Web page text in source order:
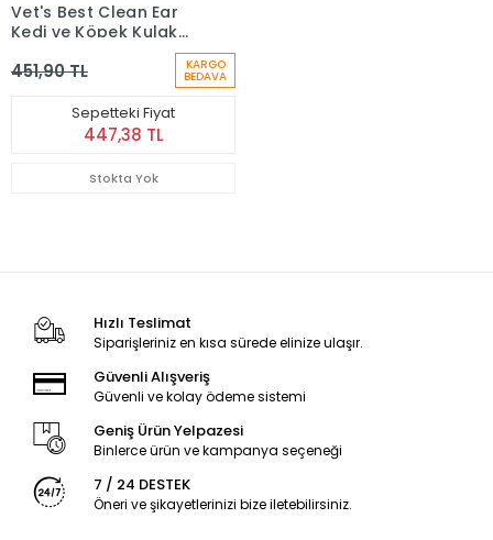
Vet's Best Clean Ear
Kedi ve Köpek Kulak
Pedi 50 Adet
451,90 TL KARGO
BEDAVA
Sepetteki Fiyat
447,38 TL
Stokta Yok
Hızlı Teslimat
Siparişleriniz en kısa sürede elinize ulaşır.
Güvenli Alışveriş
Güvenli ve kolay ödeme sistemi
Geniş Ürün Yelpazesi
Binlerce ürün ve kampanya seçeneği
7 / 24 DESTEK
Öneri ve şikayetlerinizi bize iletebilirsiniz.